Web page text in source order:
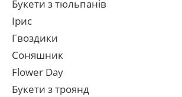
Букети з тюльпанів
Ірис
Гвоздики
Соняшник
Flower Day
Букети з троянд